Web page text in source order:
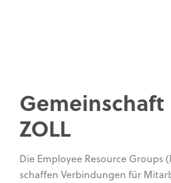
Gemeinschaft
ZOLL
Die Employee Resource Groups
schaffen Verbindungen für